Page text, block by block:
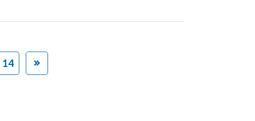
14